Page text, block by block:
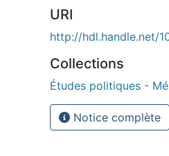
URI
http://hdl.handle.net/
Collections
Études politiques -
Notice complète